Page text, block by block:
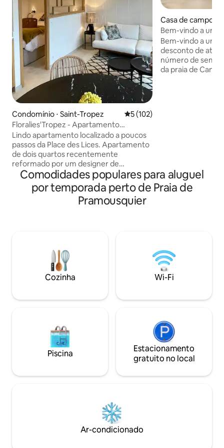
Condomínio ⋅ Saint-Tropez 5 de uma avaliação média de
5 (102)
Floralies'Tropez - Apartamento
reformado
Lindo apartamento localizado a poucos
passos da Place des Lices. Apartamento
de dois quartos recentemente
reformado por um designer de
interiores com materiais de qualidade.
Grande conforto. Cozinha equipada
(fogão de indução, máquina de lavar
louça, geladeira, forno combinado,
Wi-Fi de fibra, ar-condicionado
reversível, alarme... Vista ampla e
ensolarada, sacada com mesa, cadeiras
Casa de campo ⋅
del-sur-Mer
Bem-vindo a um
paraíso
Bem-vindo a um
desconto de até
número de
da praia de
Comodidades populares para aluguel
por temporada perto de Praia de
Pramousquier
Cozinha Wi-Fi
Piscina
Estacionamento
gratuito no local
Ar-condicionado